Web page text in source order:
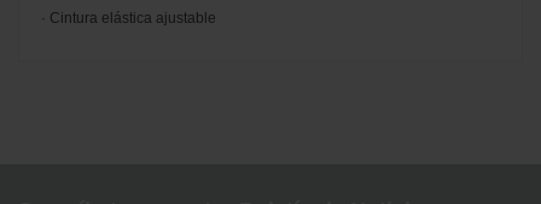
· Cintura elástica ajustable